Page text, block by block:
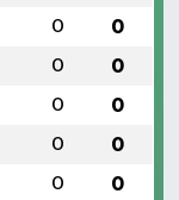
0 0
0 0
0 0
0 0
0 0